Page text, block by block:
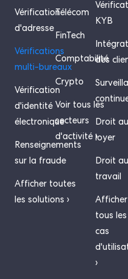
Vérification
d'adresse
Vérifications
multi-bureaux
Vérification
d'identité
électronique
Renseignements
sur la fraude
Afficher toutes
les solutions ›
Télécom
FinTech
Comptabilité
Crypto
Voir tous les
secteurs
d'activité ›
KYB
des
Droit au
loyer
Droit au
travail
Afficher
tous les
cas
›